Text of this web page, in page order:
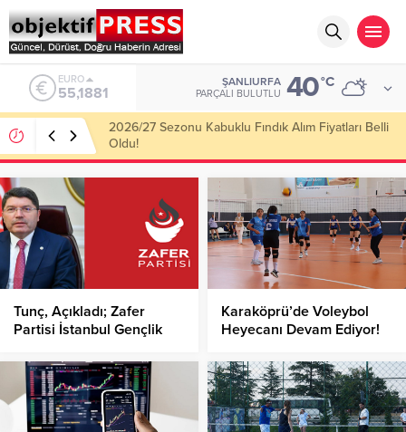
ALTIN
6.660,55
ŞANLIURFA
PARÇALI BULUTLU 40°C
Haliliye Belediyesi Her Gün 4 Bin 898 Kişiye Sıcak
Yemek Ulaştırıyor!
Tunç, Açıkladı; Zafer
Partisi İstanbul Gençlik
Soruşturma Başlatıldı!
Karaköprü’de Voleybol
Heyecanı Devam Ediyor!